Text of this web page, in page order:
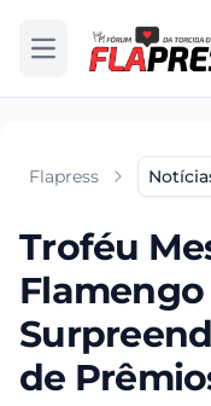
Abrir menu
Flapress
Troféu
Flamengo
de